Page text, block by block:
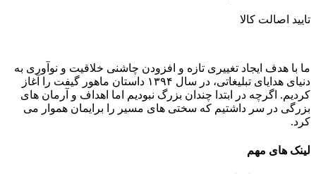
تایید اصالت کالا
ما با هدف ایجاد تغییری تازه و افزودن چاشنی خلاقیت و نوآوری به
دنیای هدایای تبلیغاتی، در سال ۱۳۹۴ داستان ماهور گیفت را آغاز
کردیم. اگرچه در ابتدا چندان بزرگ نبودیم اما اهداف و آرمان های
بزرگی در سر داشتیم که سختی های مسیر را برایمان هموار می
کرد.
لینک های مهم